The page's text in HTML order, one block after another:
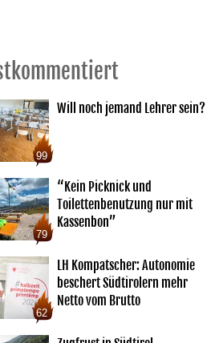
99
Will noch jemand Lehrer sein?
79
“Kein Picknick und
Toilettenbenutzung nur mit
Kassenbon”
62
LH Kompatscher: Autonomie
beschert Südtirolern mehr
Netto vom Brutto